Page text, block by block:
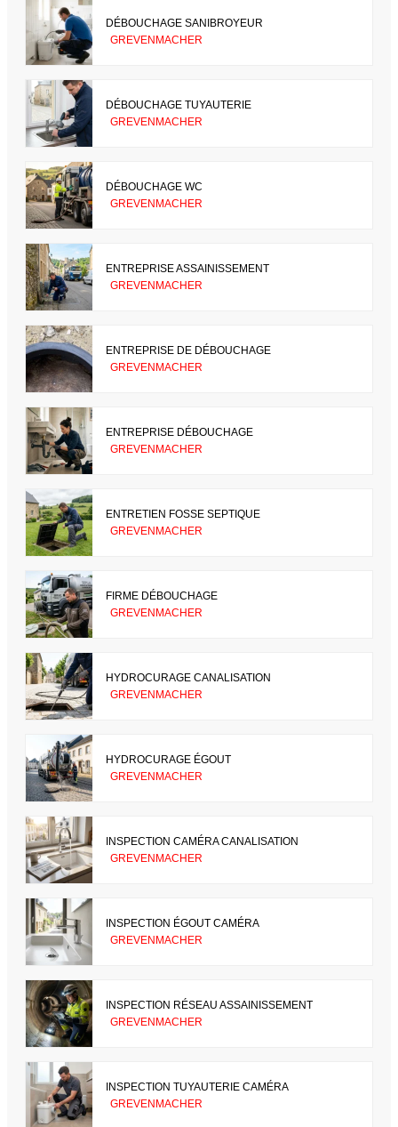
DÉBOUCHAGE SANIBROYEUR
GREVENMACHER
DÉBOUCHAGE TUYAUTERIE
GREVENMACHER
DÉBOUCHAGE WC
GREVENMACHER
ENTREPRISE ASSAINISSEMENT
GREVENMACHER
ENTREPRISE DE DÉBOUCHAGE
GREVENMACHER
ENTREPRISE DÉBOUCHAGE
GREVENMACHER
ENTRETIEN FOSSE SEPTIQUE
GREVENMACHER
FIRME DÉBOUCHAGE
GREVENMACHER
HYDROCURAGE CANALISATION
GREVENMACHER
HYDROCURAGE ÉGOUT
GREVENMACHER
INSPECTION CAMÉRA CANALISATION
GREVENMACHER
INSPECTION ÉGOUT CAMÉRA
GREVENMACHER
INSPECTION RÉSEAU ASSAINISSEMENT
GREVENMACHER
INSPECTION TUYAUTERIE CAMÉRA
GREVENMACHER